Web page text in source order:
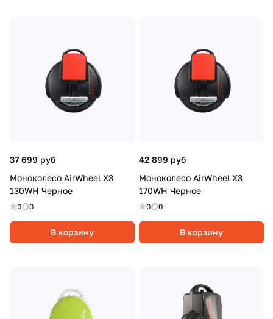
37 699 руб
Моноколесо AirWheel X3
130WH Черное
0 0
В корзину
42 899 руб
Моноколесо AirWheel X3
170WH Черное
0 0
В корзину